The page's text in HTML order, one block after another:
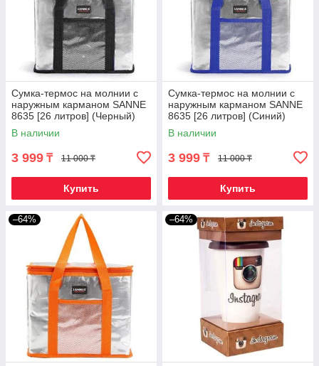
Сумка-термос на молнии с
наружным карманом SANNE
8635 [26 литров] (Черный)
В наличии
3 999 ₸ 11 000 ₸
Купить
Сумка-термос на молнии с
наружным карманом SANNE
8635 [26 литров] (Синий)
В наличии
3 999 ₸ 11 000 ₸
Купить
–64% –64%